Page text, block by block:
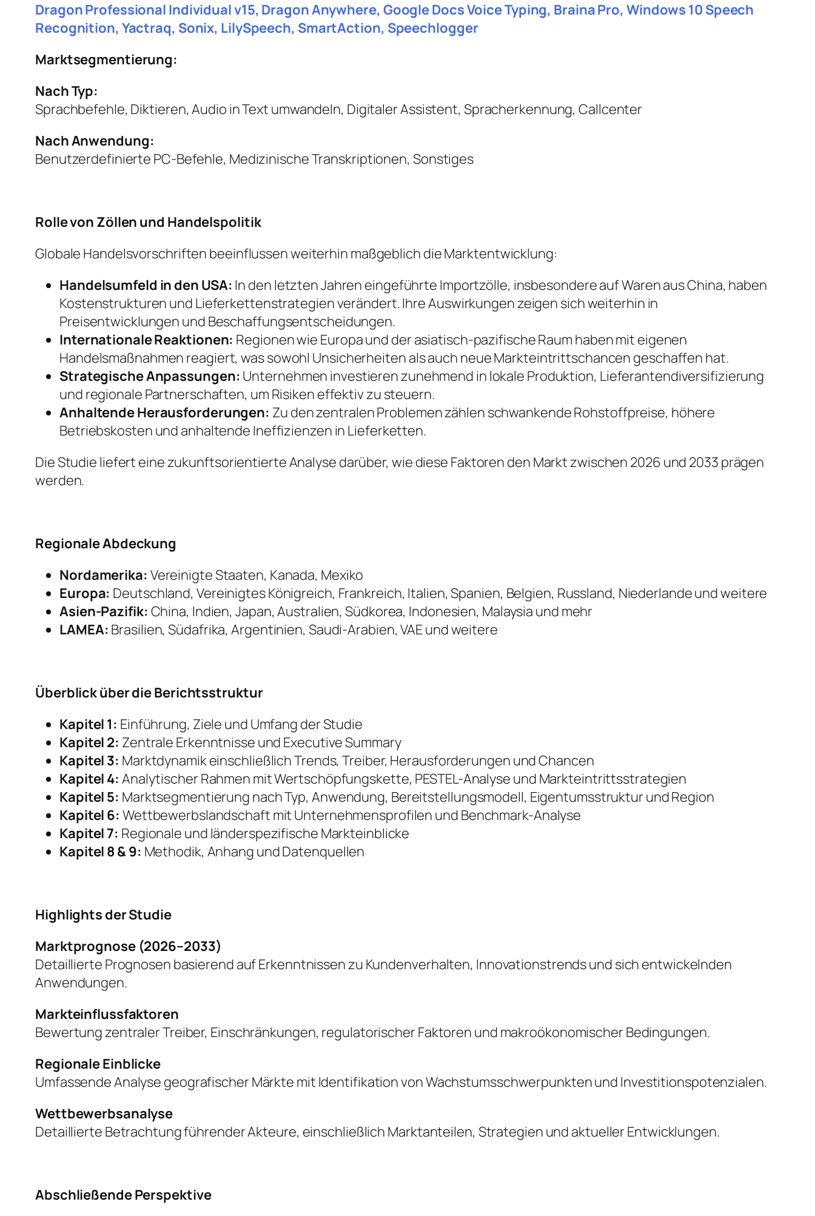
Dragon Professional Individual v15, Dragon Anywhere, Google Docs Voice Typing, Braina Pro, Windows 10 Speech
Recognition, Yactraq, Sonix, LilySpeech, SmartAction, Speechlogger
Marktsegmentierung:
Nach Typ:
Sprachbefehle, Diktieren, Audio in Text umwandeln, Digitaler Assistent, Spracherkennung, Callcenter
Nach Anwendung:
Benutzerdefinierte PC-Befehle, Medizinische Transkriptionen, Sonstiges
Rolle von Zöllen und Handelspolitik
Globale Handelsvorschriften beeinflussen weiterhin maßgeblich die Marktentwicklung:
Handelsumfeld in den USA: In den letzten Jahren eingeführte Importzölle, insbesondere auf Waren aus China, haben
Kostenstrukturen und Lieferkettenstrategien verändert. Ihre Auswirkungen zeigen sich weiterhin in
Preisentwicklungen und Beschaffungsentscheidungen.
Internationale Reaktionen: Regionen wie Europa und der asiatisch-pazifische Raum haben mit eigenen
Handelsmaßnahmen reagiert, was sowohl Unsicherheiten als auch neue Markteintrittschancen geschaffen hat.
Strategische Anpassungen: Unternehmen investieren zunehmend in lokale Produktion, Lieferantendiversifizierung
und regionale Partnerschaften, um Risiken effektiv zu steuern.
Anhaltende Herausforderungen: Zu den zentralen Problemen zählen schwankende Rohstoffpreise, höhere
Betriebskosten und anhaltende Ineffizienzen in Lieferketten.
Die Studie liefert eine zukunftsorientierte Analyse darüber, wie diese Faktoren den Markt zwischen 2026 und 2033 prägen
werden.
Regionale Abdeckung
Nordamerika: Vereinigte Staaten, Kanada, Mexiko
Europa: Deutschland, Vereinigtes Königreich, Frankreich, Italien, Spanien, Belgien, Russland, Niederlande und weitere
Asien-Pazifik: China, Indien, Japan, Australien, Südkorea, Indonesien, Malaysia und mehr
LAMEA: Brasilien, Südafrika, Argentinien, Saudi-Arabien, VAE und weitere
Überblick über die Berichtsstruktur
Kapitel 1: Einführung, Ziele und Umfang der Studie
Kapitel 2: Zentrale Erkenntnisse und Executive Summary
Kapitel 3: Marktdynamik einschließlich Trends, Treiber, Herausforderungen und Chancen
Kapitel 4: Analytischer Rahmen mit Wertschöpfungskette, PESTEL-Analyse und Markteintrittsstrategien
Kapitel 5: Marktsegmentierung nach Typ, Anwendung, Bereitstellungsmodell, Eigentumsstruktur und Region
Kapitel 6: Wettbewerbslandschaft mit Unternehmensprofilen und Benchmark-Analyse
Kapitel 7: Regionale und länderspezifische Markteinblicke
Kapitel 8 & 9: Methodik, Anhang und Datenquellen
Highlights der Studie
Marktprognose (2026–2033)
Detaillierte Prognosen basierend auf Erkenntnissen zu Kundenverhalten, Innovationstrends und sich entwickelnden
Anwendungen.
Markteinflussfaktoren
Bewertung zentraler Treiber, Einschränkungen, regulatorischer Faktoren und makroökonomischer Bedingungen.
Regionale Einblicke
Umfassende Analyse geografischer Märkte mit Identifikation von Wachstumsschwerpunkten und Investitionspotenzialen.
Wettbewerbsanalyse
Detaillierte Betrachtung führender Akteure, einschließlich Marktanteilen, Strategien und aktueller Entwicklungen.
Abschließende Perspektive